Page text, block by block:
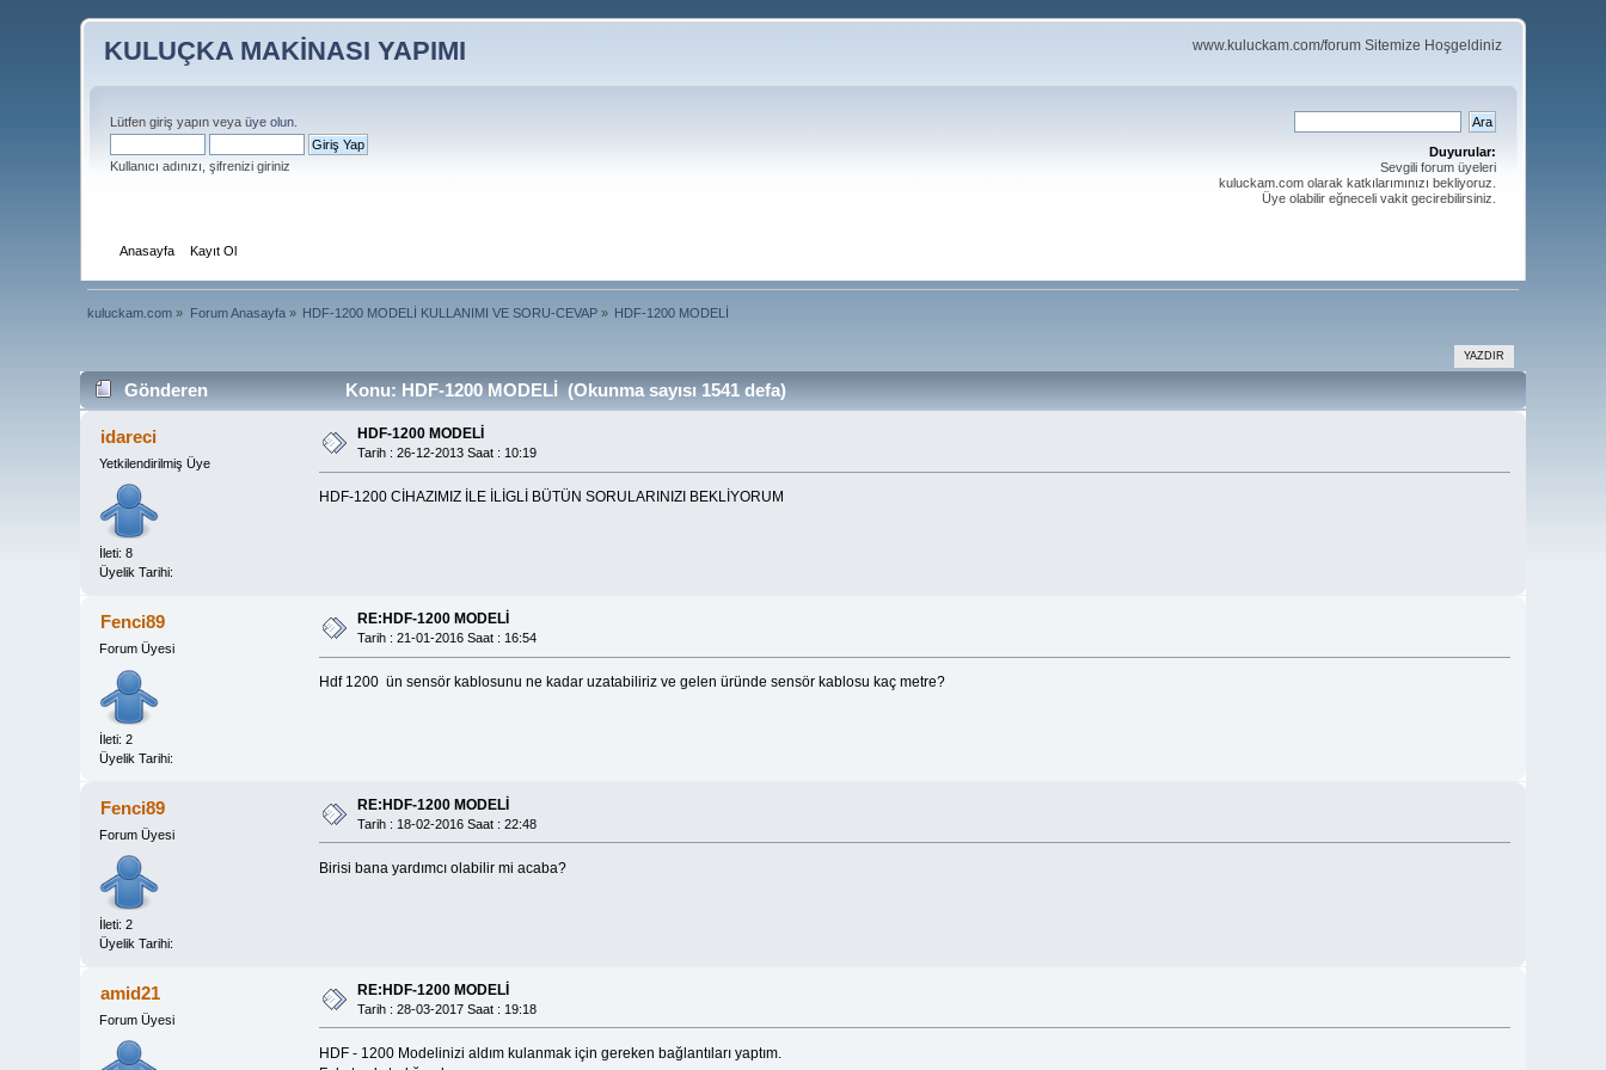
KULUÇKA MAKİNASI YAPIMI www.kuluckam.com/forum Sitemize Hoşgeldiniz
Lütfen giriş yapın veyaüye olun
Kullanıcı adınızı, şifrenizi giriniz
Duyurular:
Sevgili forum üyeleri
kuluckam.com olarak katkılarımınızı bekliyoruz.
Üye olabilir eğneceli vakit gecirebilirsiniz.
Anasayfa Kayıt Ol
kuluckam.com » Forum Anasayfa» HDF-1200 MODELİ KULLANIMI VE SORU-CEVAP » HDF-1200 MODELİ
YAZDIR
Gönderen Konu: HDF-1200 MODELİ (Okunma sayısı 1541 defa)
idareci
Yetkilendirilmiş Üye
İleti: 8
Üyelik Tarihi:
HDF-1200 MODELİ
Tarih : 26-12-2013 Saat : 10:19
HDF-1200 CİHAZIMIZ İLE İLİGLİ BÜTÜN SORULARINIZI BEKLİYORUM
Fenci89
Forum Üyesi
İleti: 2
Üyelik Tarihi:
RE:HDF-1200 MODELİ
Tarih : 21-01-2016 Saat : 16:54
Hdf 1200 ün sensör kablosunu ne kadar uzatabiliriz ve gelen üründe sensör kablosu kaç metre?
Fenci89
Forum Üyesi
İleti: 2
Üyelik Tarihi:
RE:HDF-1200 MODELİ
Tarih : 18-02-2016 Saat : 22:48
Birisi bana yardımcı olabilir mi acaba?
amid21
Forum Üyesi
RE:HDF-1200 MODELİ
Tarih : 28-03-2017 Saat : 19:18
HDF - 1200 Modelinizi aldım kulanmak için gereken bağlantıları yaptım.